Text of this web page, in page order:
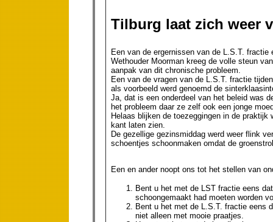
Tilburg laat zich weer
Een van de ergernissen van de L.S.T.
Wethouder Moorman kreeg de volle steun
aanpak van dit chronische probleem.
Een van de vragen van de L.S.T. fractie
als voorbeeld werd genoemd de
Ja, dat is een onderdeel van het beleid was
het probleem daar ze zelf ook een jonge
Helaas blijken de toezeggingen in de
kant laten zien.
De gezellige gezinsmiddag werd weer flink
schoentjes schoonmaken omdat de
Een en ander noopt ons tot het stellen van
Bent u het met de LST fractie eens
schoongemaakt had moeten worden
Bent u het met de L.S.T. fractie eens
niet alleen met mooie praatjes.